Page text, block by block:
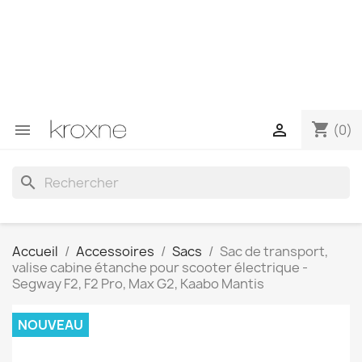
 shopping_cart (0)

search
Accueil Accessoires Sacs
Sac de transport,
valise cabine étanche pour scooter électrique -
Segway F2, F2 Pro, Max G2, Kaabo Mantis
NOUVEAU